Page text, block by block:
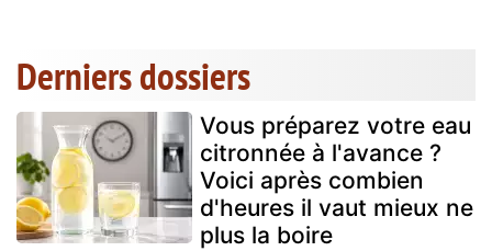
Derniers dossiers
Vous préparez votre eau
citronnée à l'avance ?
Voici après combien
d'heures il vaut mieux ne
plus la boire